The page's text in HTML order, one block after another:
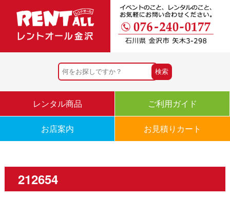
レンタル商品 ご利用ガイド
お店案内 お見積りカート
212654